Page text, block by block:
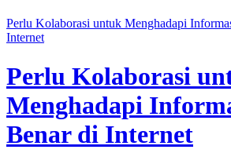
Perlu Kolaborasi untuk Menghadapi
Internet
Perlu Kolaborasi
Menghadapi
Benar di Internet